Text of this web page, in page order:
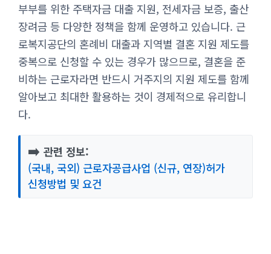
부부를 위한 주택자금 대출 지원, 전세자금 보증, 출산
장려금 등 다양한 정책을 함께 운영하고 있습니다. 근
로복지공단의 혼례비 대출과 지역별 결혼 지원 제도를
중복으로 신청할 수 있는 경우가 많으므로, 결혼을 준
비하는 근로자라면 반드시 거주지의 지원 제도를 함께
알아보고 최대한 활용하는 것이 경제적으로 유리합니
다.
➡️ 관련 정보:
(국내, 국외) 근로자공급사업 (신규, 연장)허가
신청방법 및 요건